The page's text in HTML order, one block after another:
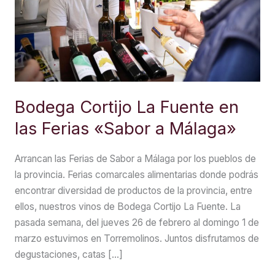
Bodega Cortijo La Fuente en
las Ferias «Sabor a Málaga»
Arrancan las Ferias de Sabor a Málaga por los pueblos de
la provincia. Ferias comarcales alimentarias donde podrás
encontrar diversidad de productos de la provincia, entre
ellos, nuestros vinos de Bodega Cortijo La Fuente. La
pasada semana, del jueves 26 de febrero al domingo 1 de
marzo estuvimos en Torremolinos. Juntos disfrutamos de
degustaciones, catas […]